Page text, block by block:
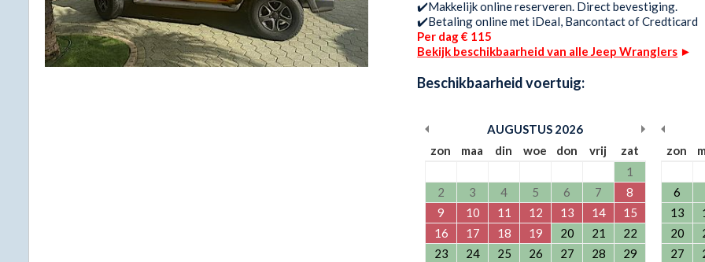
✔️Makkelijk online reserveren. Direct bevestiging.
✔️Betaling online met iDeal, Bancontact of Credticard
Per dag € 115
Bekijk beschikbaarheid van alle Jeep Wranglers ►
Beschikbaarheid voertuig:
AUGUSTUS 2026
zon
maa din woe don vrij
zat
1
2
3 4 5 6 7
8
9
10 11 12 13 14
15
16
17 18 19 20 21
22
23
24 25 26 27 28
29
zon
6
13
20
27